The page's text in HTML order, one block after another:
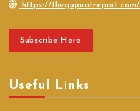
https://thegujaratreport.com/
Subscribe Here
Useful Links